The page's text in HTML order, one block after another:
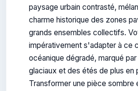
paysage urbain contrasté,
charme historique des zones
grands ensembles collectifs.
impérativement s'adapter à ce
océanique dégradé, marqué
glaciaux et des étés de plus en
Transformer une pièce sombre